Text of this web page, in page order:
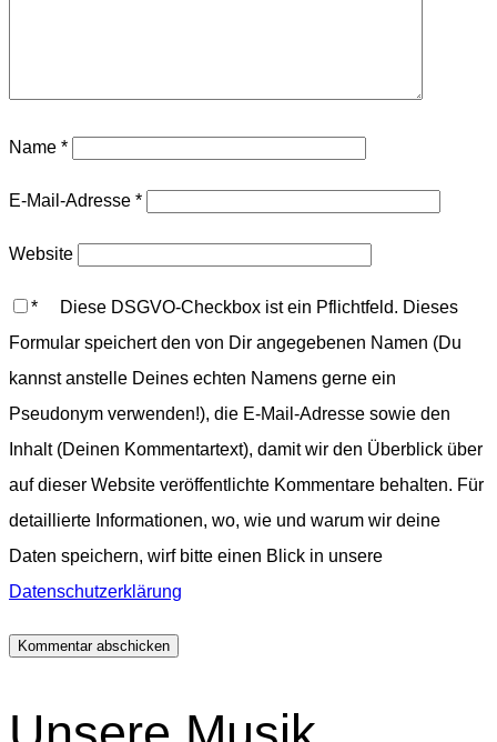
Name *
E-Mail-Adresse *
Website
* Diese DSGVO-Checkbox ist ein Pflichtfeld. Dieses
Formular speichert den von Dir angegebenen Namen (Du
kannst anstelle Deines echten Namens gerne ein
Pseudonym verwenden!), die E-Mail-Adresse sowie den
Inhalt (Deinen Kommentartext), damit wir den Überblick über
auf dieser Website veröffentlichte Kommentare behalten. Für
detaillierte Informationen, wo, wie und warum wir deine
Daten speichern, wirf bitte einen Blick in unsere
Datenschutzerklärung